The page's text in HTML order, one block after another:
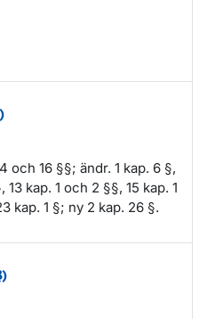
och 16 §§; ändr. 1 kap. 6 §,
kap. 1 och 2 §§, 15 kap. 1
kap. 1 §; ny 2 kap. 26 §.